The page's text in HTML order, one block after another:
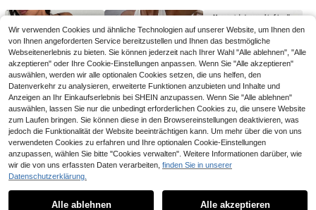
1
12,97€ 13,32€ -2% 20,29€20,49€ 3 ,38€
Wir verwenden Cookies und ähnliche Technologien auf unserer Website, um Ihnen den
von Ihnen angeforderten Service bereitzustellen und Ihnen das bestmögliche
Webseitenerlebnis zu bieten. Sie können jederzeit nach Ihrer Wahl "Alle ablehnen", "Alle
akzeptieren" oder Ihre Cookie-Einstellungen anpassen. Wenn Sie "Alle akzeptieren"
auswählen, werden wir alle optionalen Cookies setzen, die uns helfen, den
Datenverkehr zu analysieren, erweiterte Funktionen anzubieten und Inhalte und
Anzeigen an Ihr Einkaufserlebnis bei SHEIN anzupassen. Wenn Sie "Alle ablehnen"
auswählen, lassen Sie nur die unbedingt erforderlichen Cookies zu, die unsere Website
zum Laufen bringen. Sie können diese in den Browsereinstellungen deaktivieren, was
jedoch die Funktionalität der Website beeinträchtigen kann. Um mehr über die von uns
verwendeten Cookies zu erfahren und Ihre optionalen Cookie-Einstellungen
anzupassen, wählen Sie bitte "Cookies verwalten". Weitere Informationen darüber, wie
wir die von uns erfassten Daten verarbeiten, finden Sie in unserer
Datenschutzerklärung.
Alle ablehnen Alle akzeptieren